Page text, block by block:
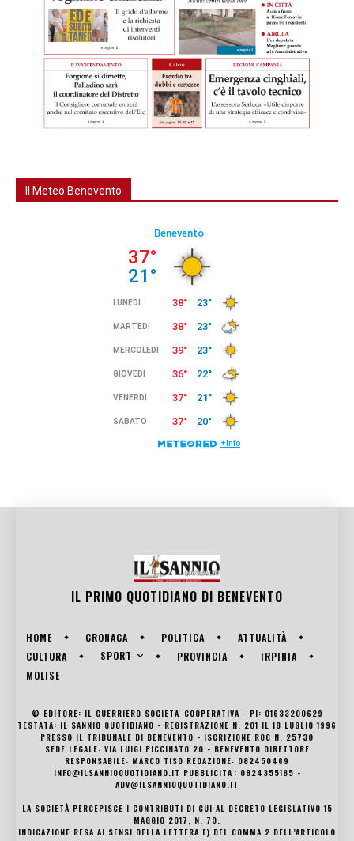
Il Meteo Benevento
IL PRIMO QUOTIDIANO DI BENEVENTO
HOME CRONACA POLITICA
ATTUALITÀ
CULTURA
SPORT PROVINCIA
IRPINIA
MOLISE
© EDITORE: IL GUERRIERO SOCIETA' COOPERATIVA - PI: 01633200629
TESTATA: IL SANNIO QUOTIDIANO - REGISTRAZIONE N. 201 IL 18 LUGLIO 1996
PRESSO IL TRIBUNALE DI BENEVENTO - ISCRIZIONE ROC N. 25730
SEDE LEGALE: VIA LUIGI PICCINATO 20 - BENEVENTO DIRETTORE
RESPONSABILE: MARCO TISO REDAZIONE: 082450469
INFO@ILSANNIOQUOTIDIANO.IT PUBBLICITA': 0824355185 -
ADV@ILSANNIOQUOTIDIANO.IT
LA SOCIETÀ PERCEPISCE I CONTRIBUTI DI CUI AL DECRETO LEGISLATIVO 15
MAGGIO 2017, N. 70.
INDICAZIONE RESA AI SENSI DELLA LETTERA F) DEL COMMA 2 DELL’ARTICOLO